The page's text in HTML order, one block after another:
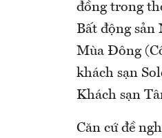
đồng trong
Bất động sản
Mùa Đông
khách sạn
Khách sạn
Căn cứ đề